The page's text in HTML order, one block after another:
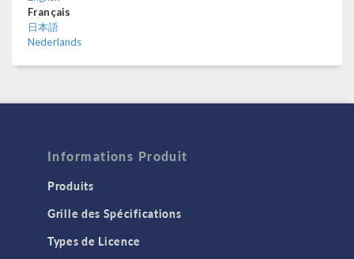
Français
日本語
Nederlands
Informations Produit
Produits
Grille des Spécifications
Types de Licence